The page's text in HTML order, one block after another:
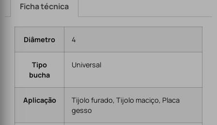
Ficha técnica
Diâmetro 4
Tipo
bucha
Universal
Aplicação
Tijolo furado, Tijolo maciço, Placa
gesso